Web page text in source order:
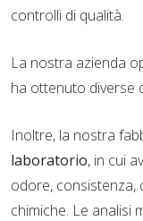
controlli di qualità.
La nostra azienda
ha ottenuto diverse
Inoltre, la nostra
laboratorio, in cui
odore, consistenza,
chimiche. Le analisi